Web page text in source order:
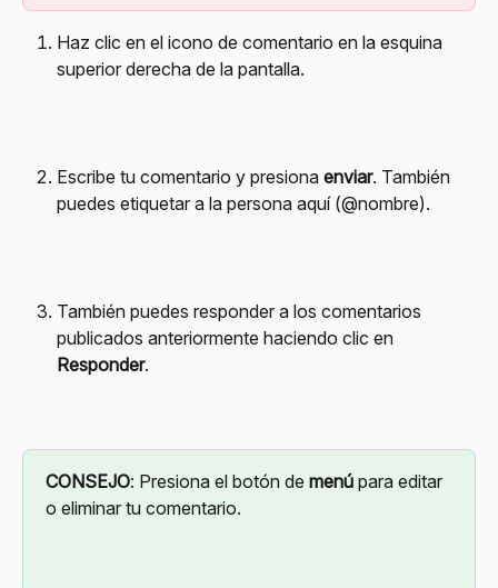
Haz clic en el icono de comentario en la esquina
superior derecha de la pantalla.
Escribe tu comentario y presiona enviar. También
puedes etiquetar a la persona aquí (@nombre).
También puedes responder a los comentarios
publicados anteriormente haciendo clic en
Responder.
CONSEJO: Presiona el botón de menú para editar
o eliminar tu comentario.